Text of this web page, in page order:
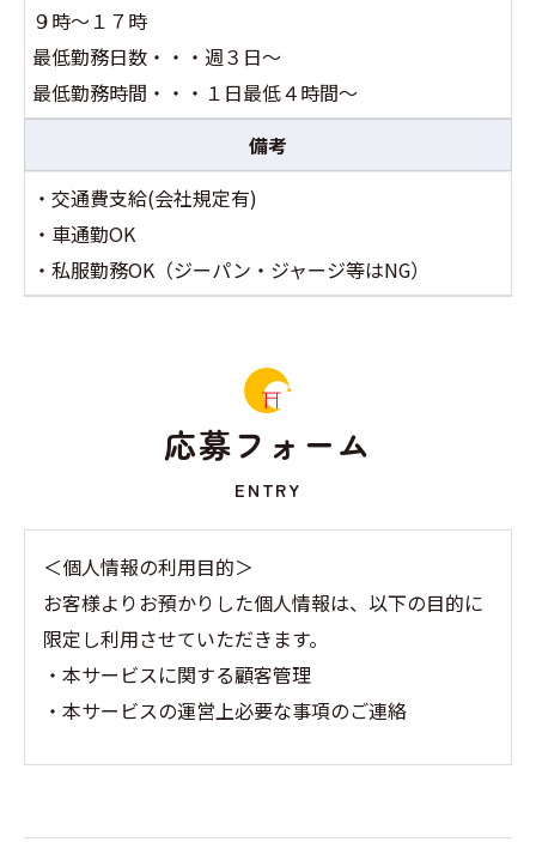
９時～１７時
最低勤務日数・・・週３日～
最低勤務時間・・・１日最低４時間～
備考
・交通費支給(会社規定有)
・ 車通勤OK
・私服勤務OK（ジーパン・ジャージ等はNG）
応募フォーム
ENTRY
＜個人情報の利用目的＞
お客様よりお預かりした個人情報は、以下の目的に
限定し利用させていただきます。
・本サービスに関する顧客管理
・本サービスの運営上必要な事項のご連絡